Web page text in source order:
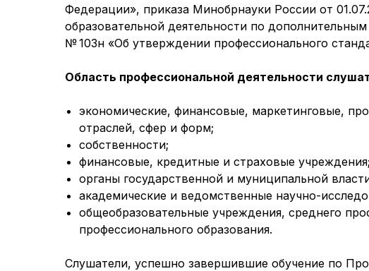
Федерации», приказа Минобрнауки России от
образовательной деятельности по
№ 103н «Об утверждении профессионального
Область профессиональной деятельности
экономические, финансовые, маркетинговые,
отраслей, сфер и форм;
собственности;
финансовые, кредитные и страховые учреждения;
органы государственной и муниципальной
академические и ведомственные научно-
общеобразовательные учреждения, среднего
профессионального образования.
Слушатели, успешно завершившие обучение по